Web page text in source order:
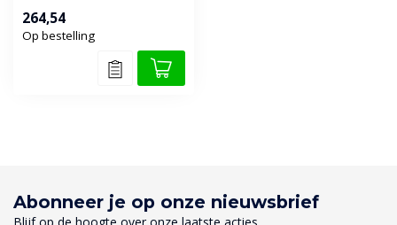
ontwi...
264,54
Op bestelling
Abonneer je op onze nieuwsbrief